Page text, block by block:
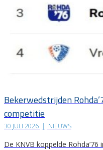
Bekerwedstrijden
competitie
30 JULI 2026 | NIEUWS
De KNVB koppelde